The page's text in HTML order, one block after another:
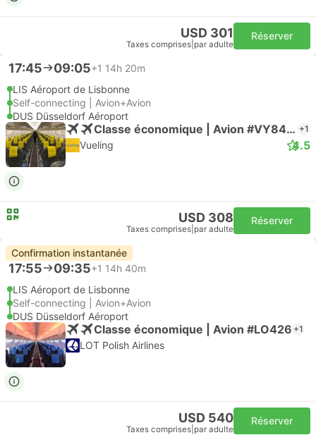
USD 301
Taxes comprises par adulte
Réserver
17:45 09:05+1 14h 20m
LIS Aéroport de Lisbonne
Self-connecting | Avion+Avion
DUS Düsseldorf Aéroport
Classe économique | Avion #VY8469 +1
Vueling 4.5
USD 308
Taxes comprises par adulte
Réserver
Confirmation instantanée
17:55 09:35+1 14h 40m
LIS Aéroport de Lisbonne
Self-connecting | Avion+Avion
DUS Düsseldorf Aéroport
Classe économique | Avion #LO426 +1
LOT Polish Airlines
USD 540
Taxes comprises par adulte
Réserver